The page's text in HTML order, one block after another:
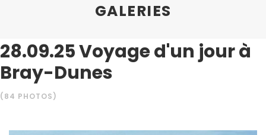
GALERIES
28.09.25 Voyage d'un jour à
Bray-Dunes
(84 PHOTOS)